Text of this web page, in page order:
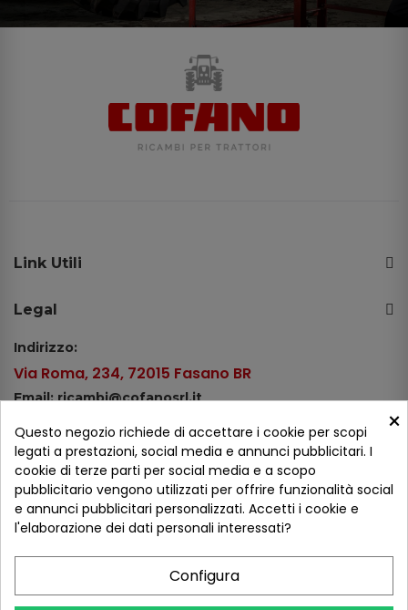
Link Utili
Legal
Indirizzo:
Via Roma, 234, 72015 Fasano BR
Email: ricambi@cofanosrl.it
Tel.: +39 080 44 13 478
WhatsApp: +39 334 98 51 100
Metodi di pagamento
×
Questo negozio richiede di accettare i cookie per scopi
legati a prestazioni, social media e annunci pubblicitari. I
cookie di terze parti per social media e a scopo
pubblicitario vengono utilizzati per offrire funzionalità social
e annunci pubblicitari personalizzati. Accetti i cookie e
l'elaborazione dei dati personali interessati?
Configura